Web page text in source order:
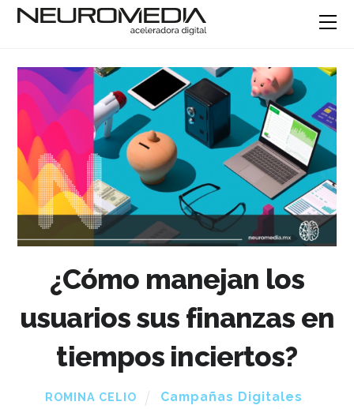
¿Cómo manejan los
usuarios sus finanzas en
tiempos inciertos?
ROMINA CELIO Campañas Digitales